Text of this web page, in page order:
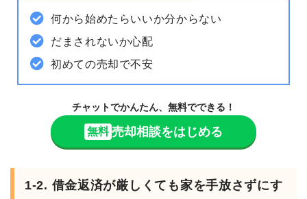
何から始めたらいいか分からない
だまされないか心配
初めての売却で不安
チャットでかんたん、無料でできる！
無料 売却相談をはじめる
1-2. 借金返済が厳しくても家を手放さずにす